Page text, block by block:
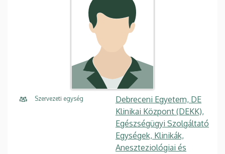
Szervezeti egység
Debreceni Egyetem, DE
Klinikai Központ (DEKK),
Egészségügyi Szolgáltató
Egységek, Klinikák,
Aneszteziológiai és